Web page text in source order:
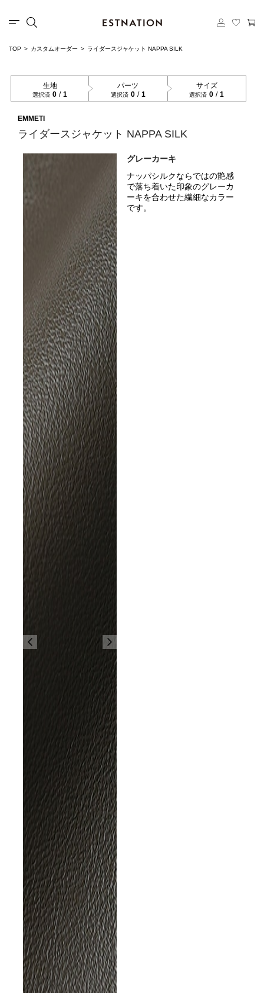
TOP カスタムオーダー ライダースジャケット NAPPA SILK
生地
選択済 0 / 1
パーツ
選択済 0 / 1
サイズ
選択済 0 / 1
EMMETI
ライダースジャケット NAPPA SILK
グレーカーキ
ナッパシルクならではの艶感
で落ち着いた印象のグレーカ
ーキを合わせた繊細なカラー
です。